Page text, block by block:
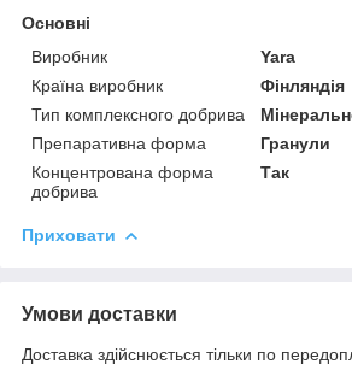
Основні
Виробник
Yara
Країна виробник
Фінляндія
Тип комплексного добрива
Препаративна форма
Гранули
Концентрована форма
добрива
Так
Приховати
Умови доставки
Доставка здійснюється тільки по